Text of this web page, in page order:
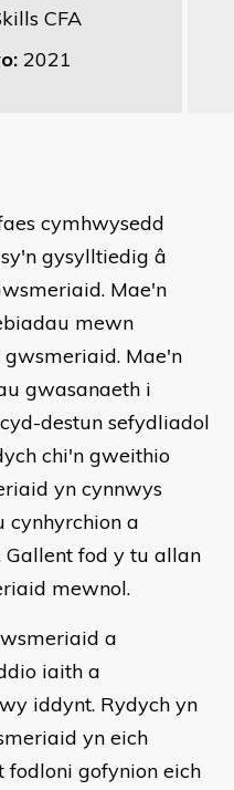
CFA
2021
cymhwysedd
gysylltiedig â
Mae'n
mewn
Mae'n
gwasanaeth i
destun sefydliadol
chi'n gweithio
yn cynnwys
a
fod y tu allan
mewnol.
a
iaith a
iddynt. Rydych yn
yn eich
gofynion eich